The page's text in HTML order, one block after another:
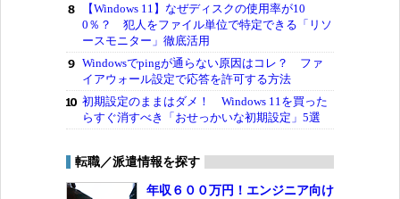
【Windows 11】なぜディスクの使用率が10
0％？ 犯人をファイル単位で特定できる「リソ
ースモニター」徹底活用
Windowsでpingが通らない原因はコレ？ ファ
イアウォール設定で応答を許可する方法
初期設定のままはダメ！ Windows 11を買った
らすぐ消すべき「おせっかいな初期設定」5選
転職／派遣情報を探す
年収６００万円！エンジニア向け